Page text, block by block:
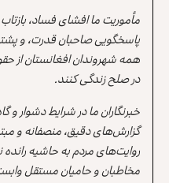
مأموریت ما افشای فساد،
پاسخگویی صاحبان قدرت، و
همه شهروندان افغانستان از
در صلح زندگی کنند.
خبرنگاران ما در شرایط دشوار
گزارش‌های دقیق، منصفانه و
روایت‌های مردم به حاشیه
مخاطبان و حامیان مستقل